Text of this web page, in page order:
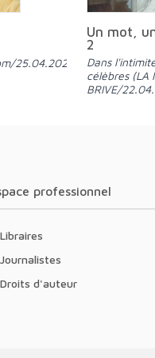
25.04.2025)
Un mot,
2
Dans l'intimité des femmes
célèbres (LA
BRIVE/
professionnel
Libraires
Journalistes
Droits d'auteur